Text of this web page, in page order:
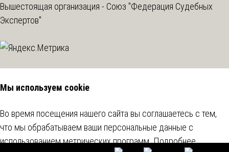
Вышестоящая организация - Союз "Федерация Судебных
Экспертов"
Мы используем cookie
Во время посещения нашего сайта вы соглашаетесь с тем,
что мы обрабатываем ваши персональные данные с
использованием метрических программ.Подробнее